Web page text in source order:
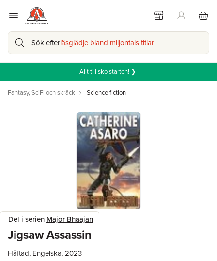
Sök efterläsglädje bland miljontals titlar
Allt till skolstarten! ❯
Fantasy, SciFi och skräck Science fiction
Del i serien Major Bhaajan
Jigsaw Assassin
Häftad, Engelska, 2023